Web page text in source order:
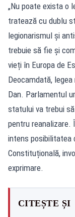
„Nu poate exista o
tratează cu dublu
legionarismul și
trebuie să fie și
vieți în Europa de
Deocamdată,
Dan. Parlamentul
statului va trebui
pentru reanalizare.
intens posibilitatea
Constituțională,
exprimare.
CITEȘTE ȘI